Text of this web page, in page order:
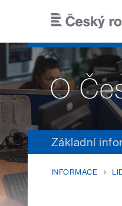
Základní
INFORMACE